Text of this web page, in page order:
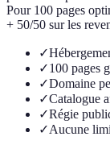
Pour 100 pages
+ 50/50 sur les
✓
✓100 pages
✓Domaine
✓Catalogue
✓Régie
✓Aucune